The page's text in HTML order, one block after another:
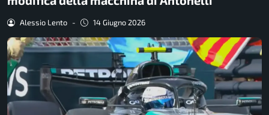
Alessio Lento - 14 Giugno 2026